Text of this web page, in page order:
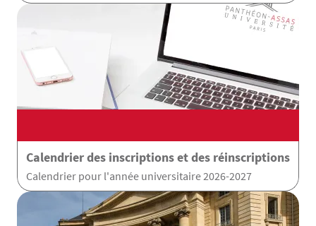
Calendrier des inscriptions et des réinscriptions
Calendrier pour l'année universitaire 2026-2027